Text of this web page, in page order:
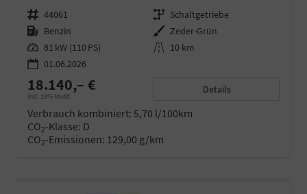
Fahrzeugnr. 44061 Getriebe Schaltgetriebe
Kraftstoff Benzin Außenfarbe Zeder-Grün
Leistung 81 kW (110 PS) Kilometerstand 10 km
01.06.2026
18.140,– €
incl. 19% MwSt.
Details
Verbrauch kombiniert: 5,70 l/100km
CO2-Klasse: D
CO2-Emissionen: 129,00 g/km